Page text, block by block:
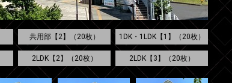
共用部【2】（20枚） 1DK・1LDK【1】（20枚）
2LDK【2】（20枚） 2LDK【3】（20枚）